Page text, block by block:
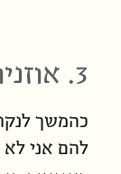
3. אוזניות חוסמות רעש
כהמשך
להם אני לא